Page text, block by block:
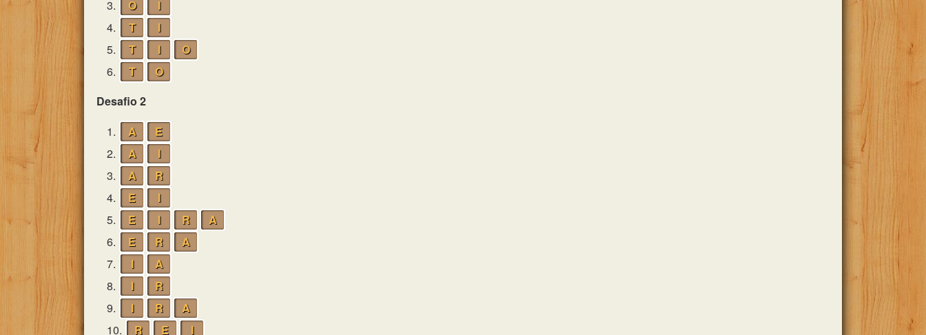
3.
O
I
4.
T
I
5.
T I
O
6.
T
O
Desafio 2
1.
A
E
2.
A
I
3.
A
R
4.
E
I
5.
E I R
A
6.
E R
A
7.
I
A
8.
I
R
9.
I R
A
10.
R E
I